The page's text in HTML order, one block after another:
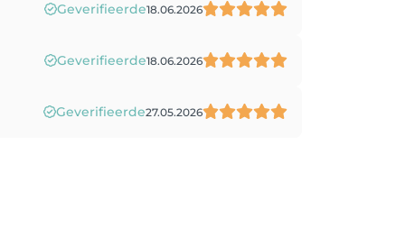
Geverifieerde18.06.2026
Geverifieerde18.06.2026
Geverifieerde27.05.2026